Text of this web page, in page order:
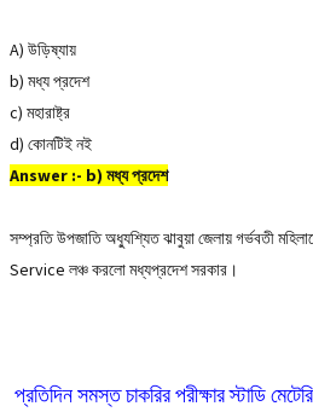
A) উড়িষ্যায়
b) মধ্য প্রদেশ
c) মহারাষ্ট্র
d) কোনটিই নই
Answer :- b) মধ্য প্রদেশ
সম্প্রতি উপজাতি অধ্যুশ্যিত ঝাবুয়া জেলায় গর্ভবতী
Service লঞ্চ করলো মধ্যপ্রদেশ সরকার।
প্রতিদিন সমস্ত চাকরির পরীক্ষার স্টাডি